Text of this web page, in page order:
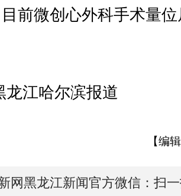
前微创心外科手术量
江哈尔滨报道
【编
网黑龙江新闻官方微信：扫